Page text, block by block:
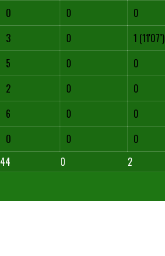
0 0 0
3 0 1 (11'07'')
5 0 0
2 0 0
6 0 0
0 0 0
44 0 2